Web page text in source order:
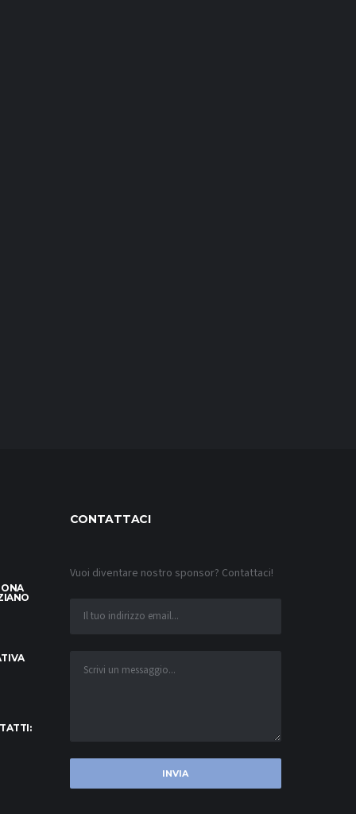
CONTATTACI
Vuoi diventare nostro sponsor? Contattaci!